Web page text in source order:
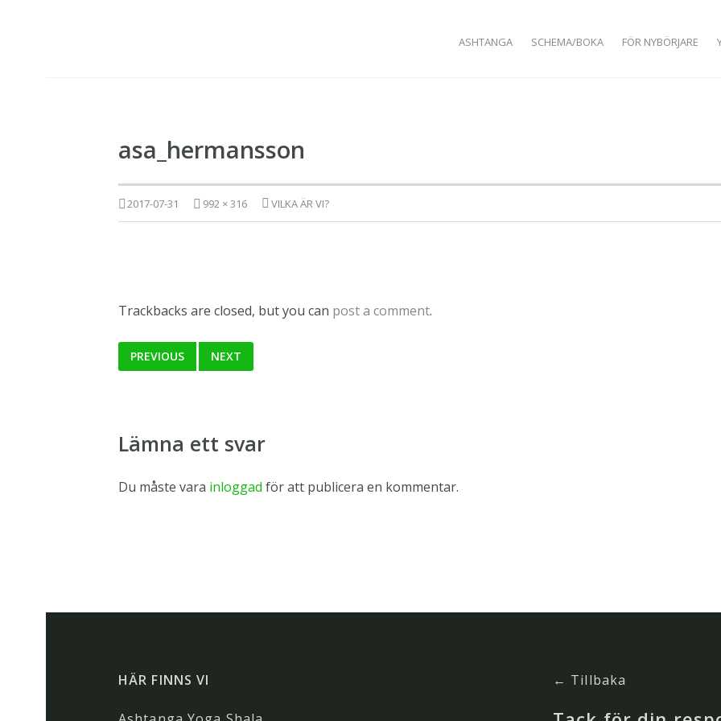
SKIP TO CONTENT
ASHTANGA SCHEMA/BOKA FÖR NYBÖRJARE
asa_hermansson
2017-07-31 992 × 316 VILKA ÄR VI?
Trackbacks are closed, but you can post a comment.
PREVIOUS NEXT
Lämna ett svar
Du måste vara inloggad för att publicera en kommentar.
HÄR FINNS VI ← Tillbaka